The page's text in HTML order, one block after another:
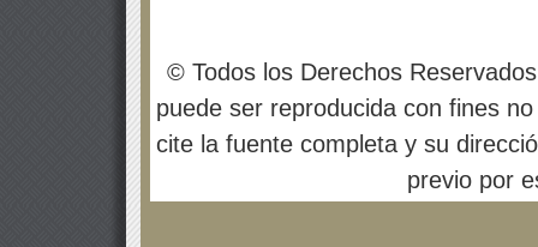
© Todos los Derechos
puede ser reproducida con fines
cite la fuente completa y su
previo por